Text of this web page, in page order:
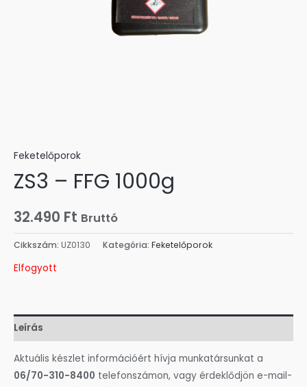
Feketelőporok
ZS3 – FFG 1000g
32.490 Ft Bruttó
Cikkszám: UZ0130 Kategória: Feketelőporok
Elfogyott
Leírás
Aktuális készlet információért hívja munkatársunkat a
06/70-310-8400 telefonszámon, vagy érdeklődjön e-mail-